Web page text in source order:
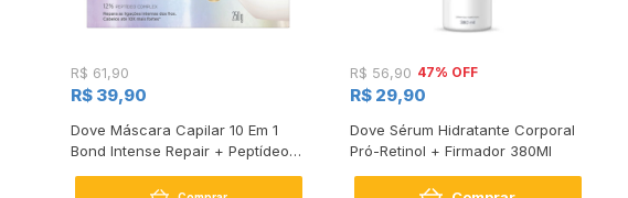
R$ 61,90
R$ 39,90
Dove Máscara Capilar 10 Em 1
Bond Intense Repair + Peptídeo
250G
R$ 56,90 47% OFF
R$ 29,90
Dove Sérum Hidratante Corporal
Pró-Retinol + Firmador 380Ml